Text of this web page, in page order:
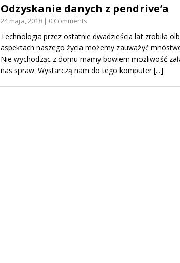
Odzyskanie danych z pendrive’a
24 maja, 2018 | 0 Comments
Technologia przez ostatnie dwadzieścia lat zrobiła
aspektach naszego życia możemy zauważyć
Nie wychodząc z domu mamy bowiem możliwość
nas spraw. Wystarczą nam do tego komputer[...]